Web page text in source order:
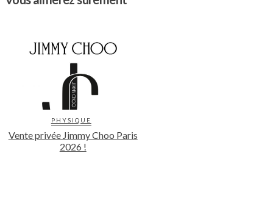
PHYSIQUE
Vente privée Jimmy Choo Paris
2026 !